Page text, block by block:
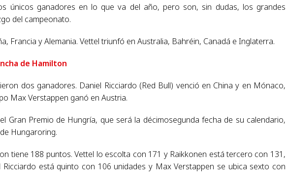
únicos ganadores en lo que va del año, pero son, sin dudas, los grandes
del campeonato.
Francia y Alemania. Vettel triunfó en Australia, Bahréin, Canadá e Inglaterra.
de Hamilton
dos ganadores. Daniel Ricciardo (Red Bull) venció en China y en Mónaco,
Max Verstappen ganó en Austria.
Gran Premio de Hungría, que será la décimosegunda fecha de su calendario,
Hungaroring.
tiene 188 puntos. Vettel lo escolta con 171 y Raikkonen está tercero con 131,
está quinto con 106 unidades y Max Verstappen se ubica sexto con